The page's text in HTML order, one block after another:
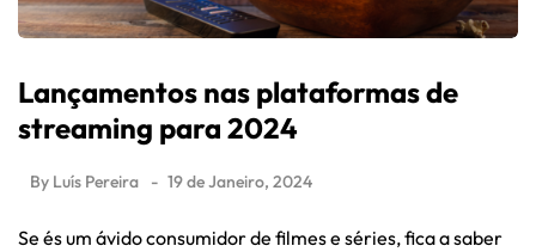
Lançamentos nas plataformas de
streaming para 2024
By Luís Pereira 19 de Janeiro, 2024
Se és um ávido consumidor de filmes e séries, fica a saber